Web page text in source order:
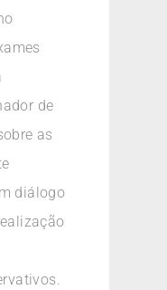
de
as
diálogo